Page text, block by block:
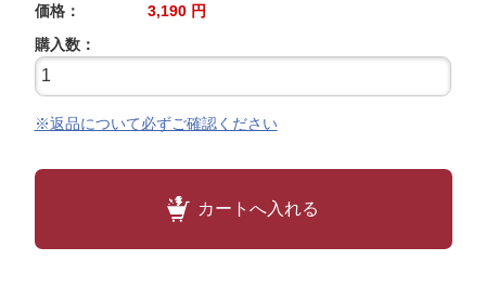
価格：
3,190 円
購入数：
※返品について必ずご確認ください
カートへ入れる